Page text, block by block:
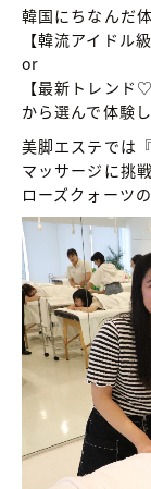
韓国にちなんだ
【韓流アイドル
or
【最新トレンド
から選んで体験
美脚エステでは
マッサージに挑戦
ローズクォーツ